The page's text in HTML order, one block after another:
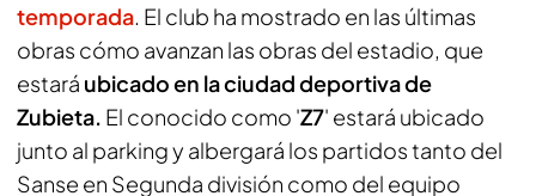
temporada. El club ha mostrado en las últimas
obras cómo avanzan las obras del estadio, que
estará ubicado en la ciudad deportiva de
Zubieta. El conocido como 'Z7' estará ubicado
junto al parking y albergará los partidos tanto del
Sanse en Segunda división como del equipo